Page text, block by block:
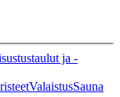
ja -
ValaistusSauna